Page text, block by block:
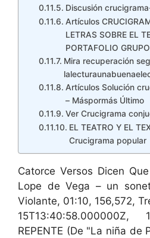
Discusión
Artículos
LETRAS SOBRE EL
PORTAFOLIO
Mira recuperación
Artículos Solución
– Máspormás Último
Ver Crucigrama
EL TEATRO Y EL
Crucigrama popular
Catorce Versos Dicen
Lope de Vega – un
Violante, 01:10, 156,572,
REPENTE (De "La niña de